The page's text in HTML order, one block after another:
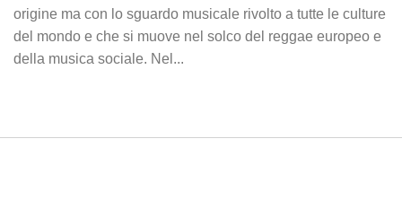
origine ma con lo sguardo musicale rivolto a tutte le culture
del mondo e che si muove nel solco del reggae europeo e
della musica sociale. Nel...